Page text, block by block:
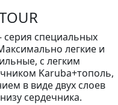
серия специальных
легкие и
с легким
Karuba+тополь,
в виде двух слоев
сердечника.